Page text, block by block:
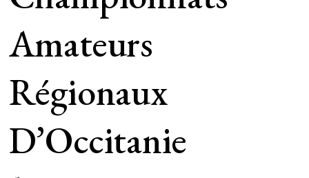
Amateurs
Régionaux
D’Occitanie